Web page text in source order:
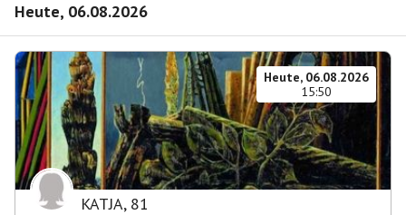
Heute, 06.08.2026
Heute, 06.08.2026
15:50
KATJA, 81